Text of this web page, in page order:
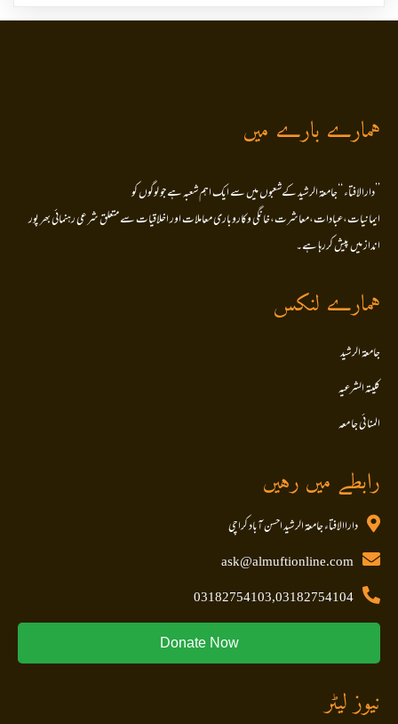
ہمارے بارے میں
’’دارالافتاء ‘‘جامعۃ الرشید کےشعبوں میں سے ایک اہم شعبہ ہے جو لوگوں کو
ایمانیات،عبادات،معاشرت،خانگی وکاروباری معاملات اور اخلاقیات سے متعلق شرعی رہنمائی بھر پور
انداز میں پیش کررہا ہے۔
ہمارے لنکس
جامعۃ الرشید
کلیتہ الشرعیہ
المنا ئی جا معہ
رابطے میں رہیں
داراالافتاء جامعۃ الرشید احسن آباد کراچی
ask@almuftionline.com
03182754103,03182754104
Donate Now
نیوز لیٹر